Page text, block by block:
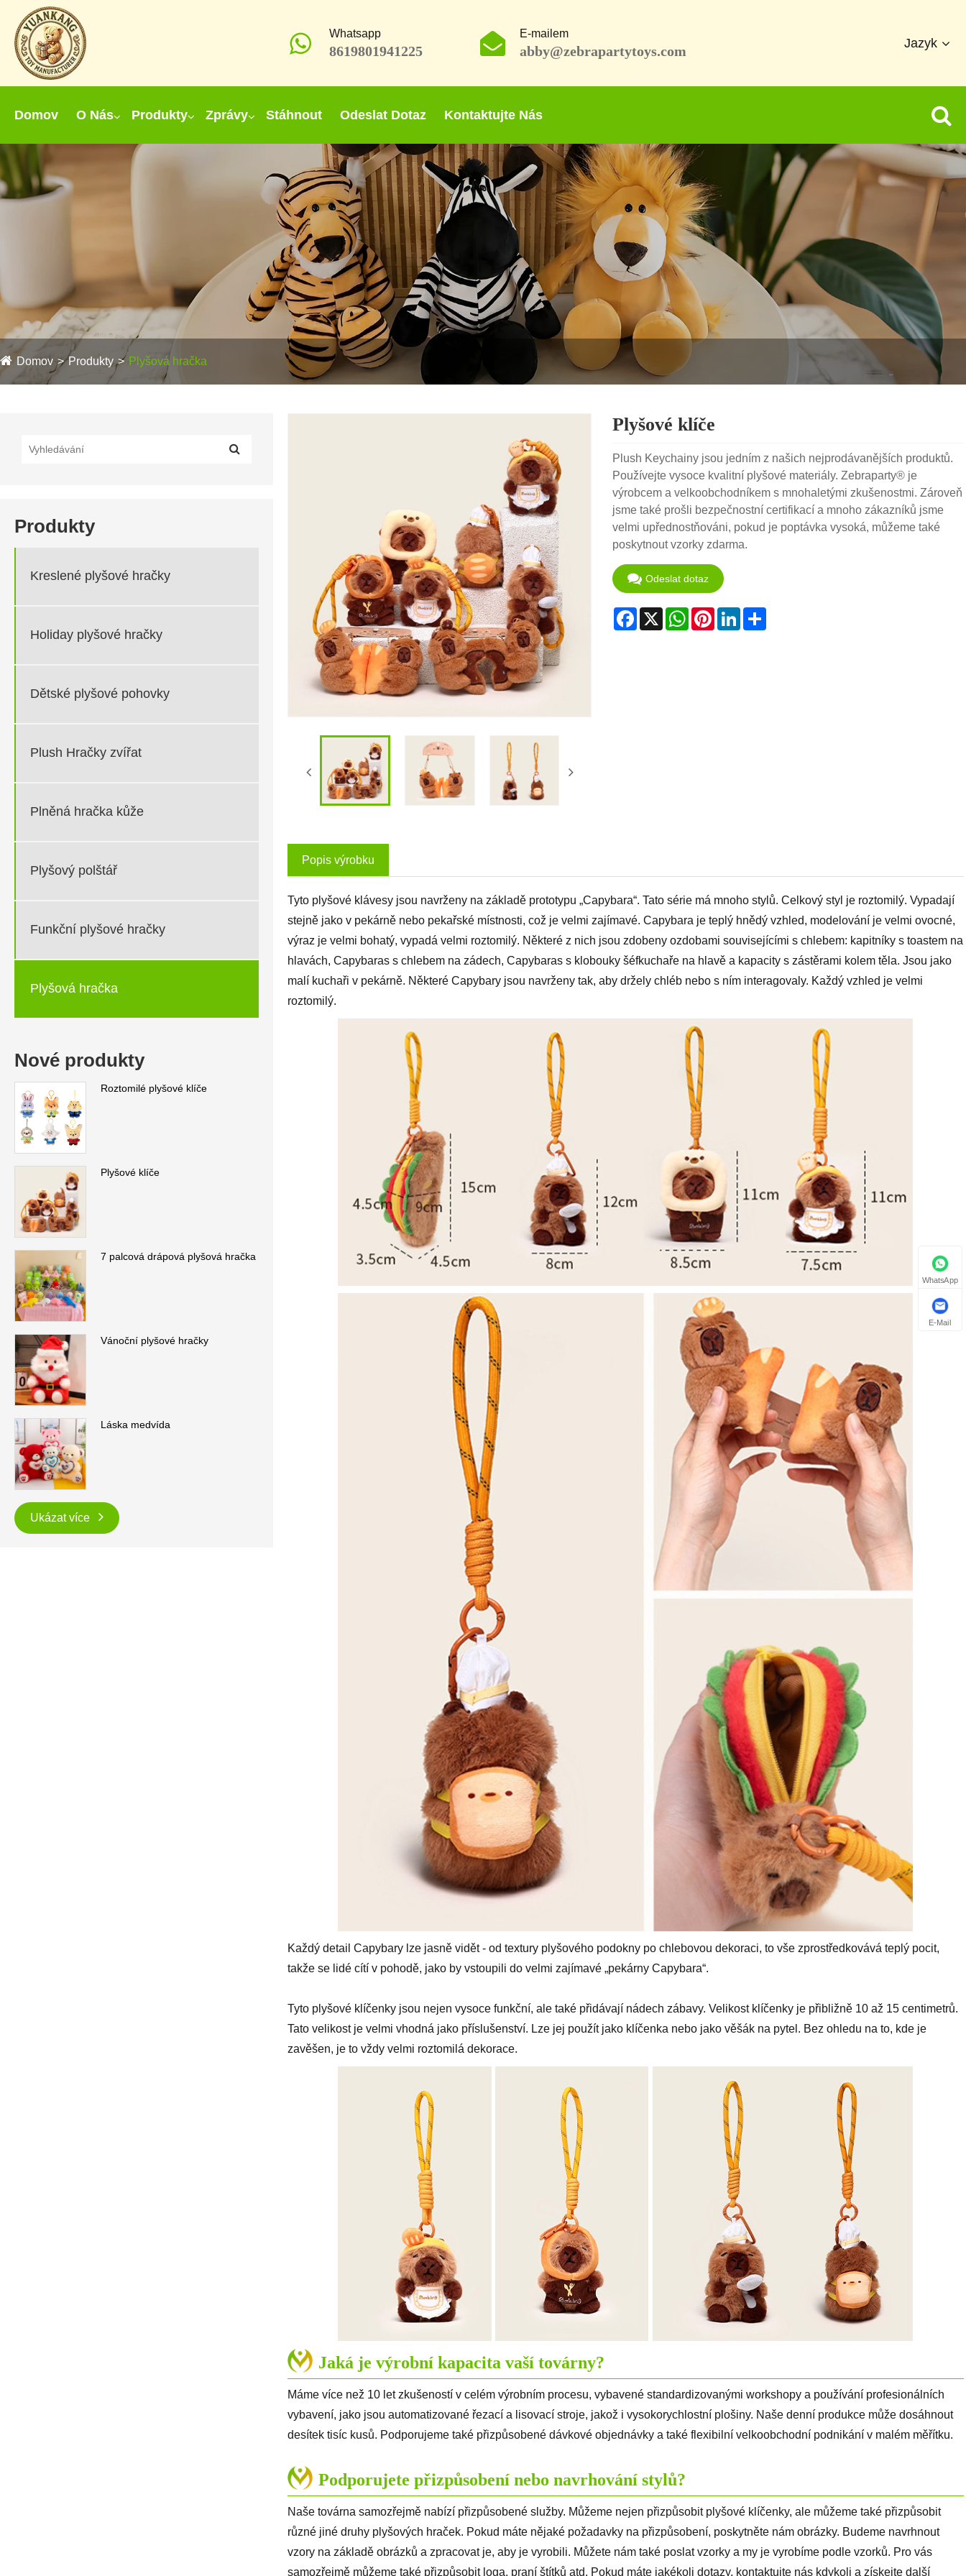
Whatsapp
8619801941225
E-mailem
abby@zebrapartytoys.com
Jazyk
Domov O Nás Produkty Zprávy Stáhnout Odeslat Dotaz Kontaktujte Nás
Domov Produkty Plyšová hračka
Produkty
Kreslené plyšové hračky
Holiday plyšové hračky
Dětské plyšové pohovky
Plush Hračky zvířat
Plněná hračka kůže
Plyšový polštář
Funkční plyšové hračky
Plyšová hračka
Nové produkty
Roztomilé plyšové klíče
Plyšové klíče
7 palcová drápová plyšová hračka
Vánoční plyšové hračky
Láska medvída
Ukázat více
Plyšové klíče
Plush Keychainy jsou jedním z našich nejprodávanějších produktů.
Používejte vysoce kvalitní plyšové materiály. Zebraparty® je
výrobcem a velkoobchodníkem s mnohaletými zkušenostmi. Zároveň
jsme také prošli bezpečnostní certifikací a mnoho zákazníků jsme
velmi upřednostňováni, pokud je poptávka vysoká, můžeme také
poskytnout vzorky zdarma.
Odeslat dotaz
Facebook
X WhatsApp
PinterestLinkedInShare
Popis výrobku
Tyto plyšové klávesy jsou navrženy na základě prototypu „Capybara“. Tato série má mnoho stylů. Celkový styl je roztomilý. Vypadají
stejně jako v pekárně nebo pekařské místnosti, což je velmi zajímavé. Capybara je teplý hnědý vzhled, modelování je velmi ovocné,
výraz je velmi bohatý, vypadá velmi roztomilý. Některé z nich jsou zdobeny ozdobami souvisejícími s chlebem: kapitníky s toastem na
hlavách, Capybaras s chlebem na zádech, Capybaras s klobouky šéfkuchaře na hlavě a kapacity s zástěrami kolem těla. Jsou jako
malí kuchaři v pekárně. Některé Capybary jsou navrženy tak, aby držely chléb nebo s ním interagovaly. Každý vzhled je velmi
roztomilý.
Každý detail Capybary lze jasně vidět - od textury plyšového podokny po chlebovou dekoraci, to vše zprostředkovává teplý pocit,
takže se lidé cítí v pohodě, jako by vstoupili do velmi zajímavé „pekárny Capybara“.
Tyto plyšové klíčenky jsou nejen vysoce funkční, ale také přidávají nádech zábavy. Velikost klíčenky je přibližně 10 až 15 centimetrů.
Tato velikost je velmi vhodná jako příslušenství. Lze jej použít jako klíčenka nebo jako věšák na pytel. Bez ohledu na to, kde je
zavěšen, je to vždy velmi roztomilá dekorace.
Jaká je výrobní kapacita vaší továrny?
Máme více než 10 let zkušeností v celém výrobním procesu, vybavené standardizovanými workshopy a používání profesionálních
vybavení, jako jsou automatizované řezací a lisovací stroje, jakož i vysokorychlostní plošiny. Naše denní produkce může dosáhnout
desítek tisíc kusů. Podporujeme také přizpůsobené dávkové objednávky a také flexibilní velkoobchodní podnikání v malém měřítku.
Podporujete přizpůsobení nebo navrhování stylů?
Naše továrna samozřejmě nabízí přizpůsobené služby. Můžeme nejen přizpůsobit plyšové klíčenky, ale můžeme také přizpůsobit
různé jiné druhy plyšových hraček. Pokud máte nějaké požadavky na přizpůsobení, poskytněte nám obrázky. Budeme navrhnout
vzory na základě obrázků a zpracovat je, aby je vyrobili. Můžete nám také poslat vzorky a my je vyrobíme podle vzorků. Pro vás
samozřejmě můžeme také přizpůsobit loga, praní štítků atd. Pokud máte jakékoli dotazy, kontaktujte nás kdykoli a získejte další
WhatsApp
E-Mail